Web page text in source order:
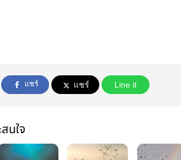
แชร์ แชร์ Line it
นใจ